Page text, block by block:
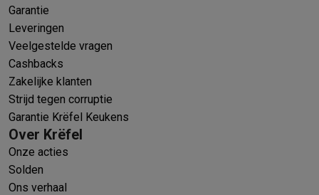
Garantie
Leveringen
Veelgestelde vragen
Cashbacks
Zakelijke klanten
Strijd tegen corruptie
Garantie Krëfel Keukens
Over Krëfel
Onze acties
Solden
Ons verhaal